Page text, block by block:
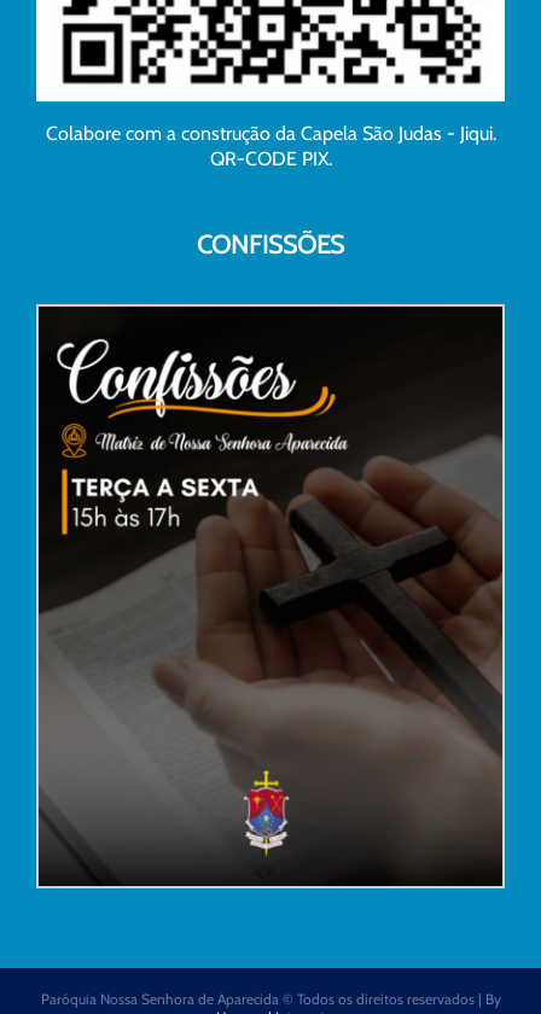
Colabore com a construção da Capela São Judas - Jiqui.
QR-CODE PIX.
CONFISSÕES
Paróquia Nossa Senhora de Aparecida © Todos os direitos reservados | By